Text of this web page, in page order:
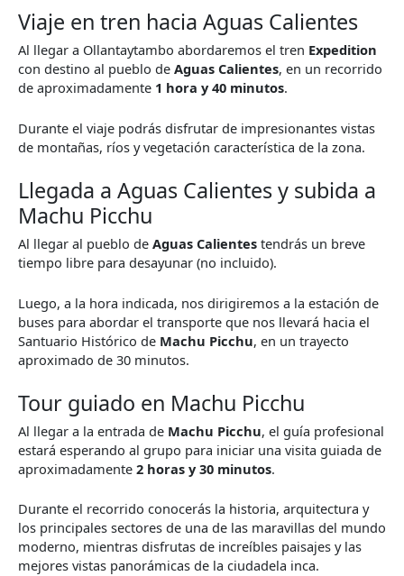
Viaje en tren hacia Aguas Calientes
Al llegar a Ollantaytambo abordaremos el tren Expedition
con destino al pueblo de Aguas Calientes, en un recorrido
de aproximadamente 1 hora y 40 minutos.
Durante el viaje podrás disfrutar de impresionantes vistas
de montañas, ríos y vegetación característica de la zona.
Llegada a Aguas Calientes y subida a
Machu Picchu
Al llegar al pueblo de Aguas Calientes tendrás un breve
tiempo libre para desayunar (no incluido).
Luego, a la hora indicada, nos dirigiremos a la estación de
buses para abordar el transporte que nos llevará hacia el
Santuario Histórico de Machu Picchu, en un trayecto
aproximado de 30 minutos.
Tour guiado en Machu Picchu
Al llegar a la entrada de Machu Picchu, el guía profesional
estará esperando al grupo para iniciar una visita guiada de
aproximadamente 2 horas y 30 minutos.
Durante el recorrido conocerás la historia, arquitectura y
los principales sectores de una de las maravillas del mundo
moderno, mientras disfrutas de increíbles paisajes y las
mejores vistas panorámicas de la ciudadela inca.